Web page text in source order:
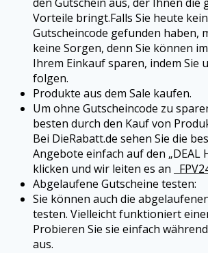
den Gutschein aus, der Ihnen die
Vorteile bringt.Falls Sie heute
Gutscheincode gefunden haben,
keine Sorgen, denn Sie können
Ihrem Einkauf sparen, indem Sie
folgen.
Produkte aus dem Sale kaufen.
Um ohne Gutscheincode zu
besten durch den Kauf von
Bei DieRabatt.de sehen Sie die
Angebote einfach auf den „DEAL
klicken und wir leiten es an
Abgelaufene Gutscheine testen:
Sie können auch die
testen. Vielleicht funktioniert
Probieren Sie sie einfach
aus.